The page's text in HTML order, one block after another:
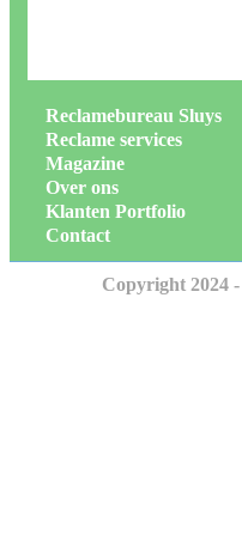
Reclamebureau Sluys
Reclame services
Magazine
Over ons
Klanten Portfolio
Contact
Copyright 2024